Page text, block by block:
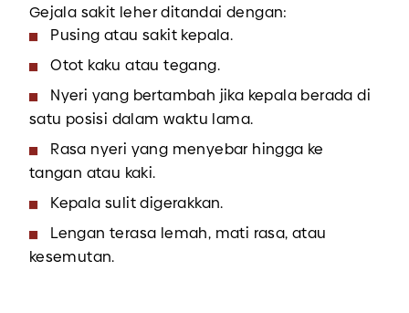
Gejala sakit leher ditandai dengan:
Pusing atau sakit kepala.
Otot kaku atau tegang.
Nyeri yang bertambah jika kepala berada di
satu posisi dalam waktu lama.
Rasa nyeri yang menyebar hingga ke
tangan atau kaki.
Kepala sulit digerakkan.
Lengan terasa lemah, mati rasa, atau
kesemutan.